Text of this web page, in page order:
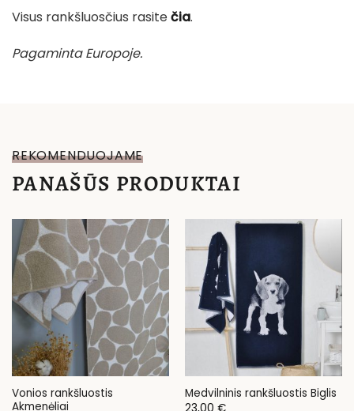
Visus rankšluosčius rasitečia.
Pagaminta Europoje.
REKOMENDUOJAME
PANAŠŪS PRODUKTAI
Vonios rankšluostis
Akmenėliai
Medvilninis rankšluostis Biglis
23,00 €